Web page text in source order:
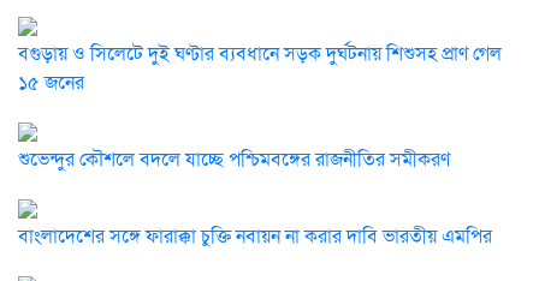
বগুড়ায় ও সিলেটে দুই ঘণ্টার ব্যবধানে সড়ক দুর্ঘটনায় শিশুসহ প্রাণ গেল
১৫ জনের
শুভেন্দুর কৌশলে বদলে যাচ্ছে পশ্চিমবঙ্গের রাজনীতির সমীকরণ
বাংলাদেশের সঙ্গে ফারাক্কা চুক্তি নবায়ন না করার দাবি ভারতীয় এমপির